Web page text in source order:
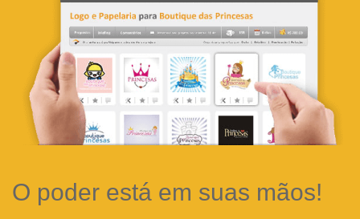
O poder está em suas mãos!